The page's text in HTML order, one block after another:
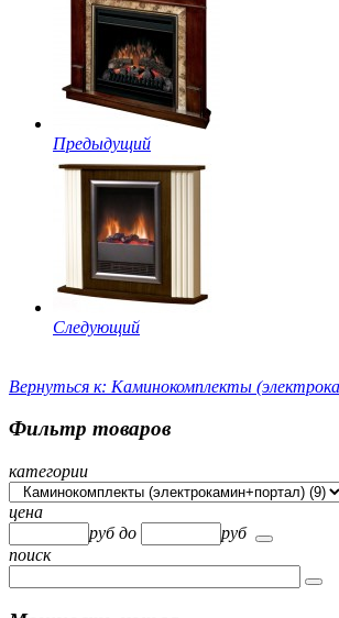
Предыдущий
Следующий
Вернуться к: Каминокомплекты
Фильтр товаров
категории
цена
рубдо
руб
поиск